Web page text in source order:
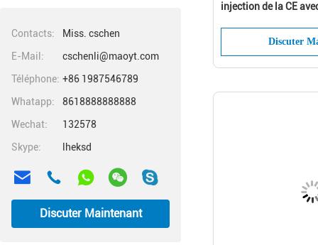
Contacts:
Miss. cschen
E-Mail:
cschenli@maoyt.com
Téléphone: +86 1987546789
Whatapp:
8618888888888
Wechat:
132578
Skype:
lheksd
Discuter Maintenant
injection de la CE
Discuter